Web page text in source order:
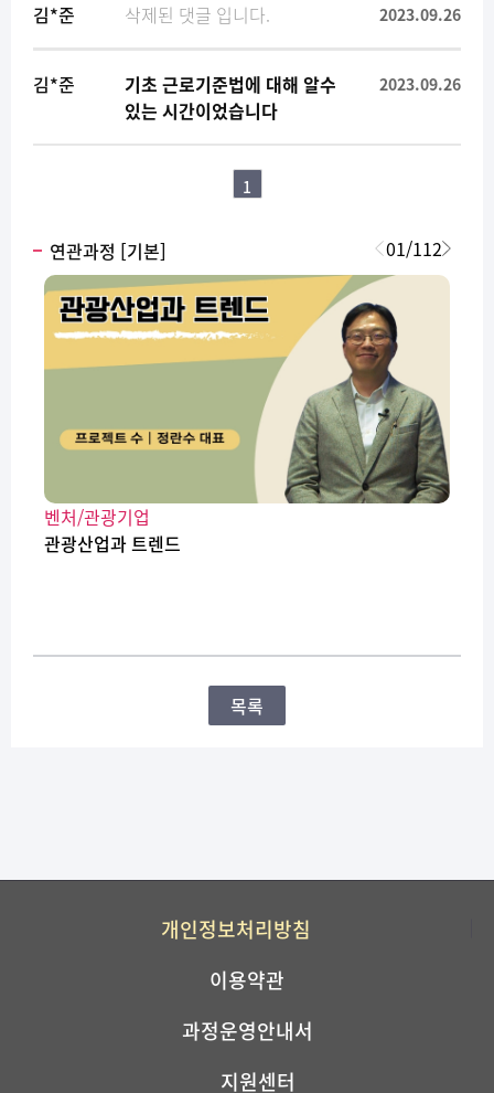
김*준 삭제된 댓글 입니다. 2023.09.26
김*준
기초 근로기준법에 대해 알수
있는 시간이었습니다
2023.09.26
1
연관과정 [기본]
벤처/관광기업
관광산업과 트렌드
01/112
목록
개인정보처리방침
이용약관
과정운영안내서
지원센터